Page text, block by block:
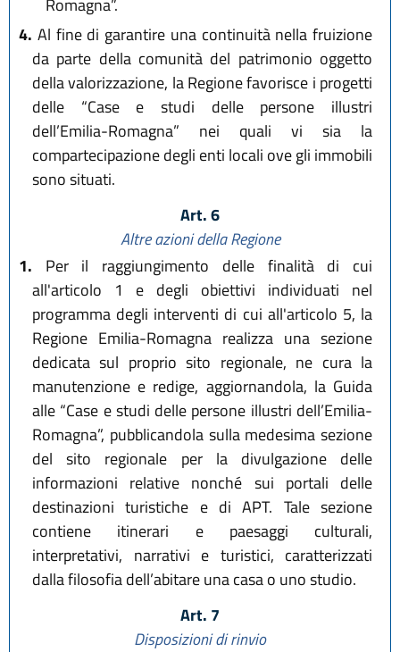
Romagna”.
4. Al fine di garantire una continuità nella fruizione
da parte della comunità del patrimonio oggetto
della valorizzazione, la Regione favorisce i progetti
delle “Case e studi delle persone illustri
dell’Emilia-Romagna” nei quali vi sia la
compartecipazione degli enti locali ove gli immobili
sono situati.
Art. 6
Altre azioni della Regione
1. Per il raggiungimento delle finalità di cui
all'articolo 1 e degli obiettivi individuati nel
programma degli interventi di cui all'articolo 5, la
Regione Emilia-Romagna realizza una sezione
dedicata sul proprio sito regionale, ne cura la
manutenzione e redige, aggiornandola, la Guida
alle “Case e studi delle persone illustri dell’Emilia-
Romagna”, pubblicandola sulla medesima sezione
del sito regionale per la divulgazione delle
informazioni relative nonché sui portali delle
destinazioni turistiche e di APT. Tale sezione
contiene itinerari e paesaggi culturali,
interpretativi, narrativi e turistici, caratterizzati
dalla filosofia dell’abitare una casa o uno studio.
Art. 7
Disposizioni di rinvio